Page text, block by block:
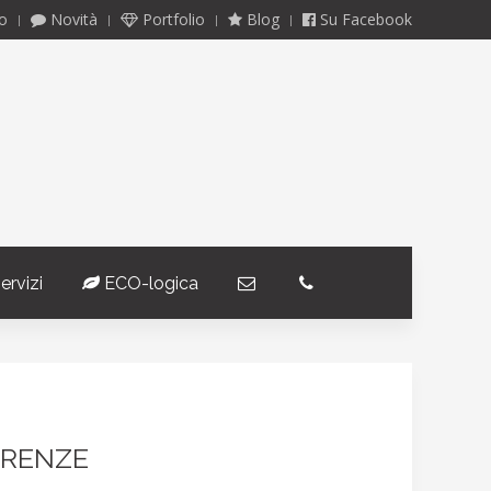
Novità Portfolio Blog Su Facebook
ECO-logica